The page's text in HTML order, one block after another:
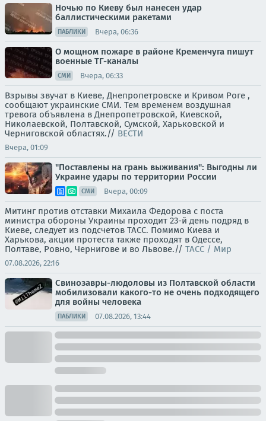
Ночью по Киеву был нанесен удар
баллистическими ракетами
ПАБЛИКИ Вчера, 06:36
О мощном пожаре в районе Кременчуга пишут
военные ТГ-каналы
СМИ Вчера, 06:33
Взрывы звучат в Киеве, Днепропетровске и Кривом Роге ,
сообщают украинские СМИ. Тем временем воздушная
тревога объявлена в Днепропетровской, Киевской,
Николаевской, Полтавской, Сумской, Харьковской и
Черниговской областях.// ВЕСТИ
Вчера, 01:09
"Поставлены на грань выживания": Выгодны ли
Украине удары по территории России
СМИ Вчера, 00:09
Митинг против отставки Михаила Федорова с поста
министра обороны Украины проходит 23-й день подряд в
Киеве, следует из подсчетов ТАСС. Помимо Киева и
Харькова, акции протеста также проходят в Одессе,
Полтаве, Ровно, Чернигове и во Львове.// ТАСС / Мир
07.08.2026, 22:16
Свинозавры-людоловы из Полтавской области
мобилизовали какого-то не очень подходящего
для войны человека
ПАБЛИКИ 07.08.2026, 13:44